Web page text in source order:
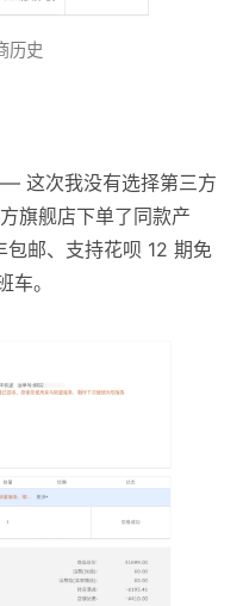
历史
这次我没有选择第三方
旗舰店下单了同款产
邮、支持花呗 12 期免
。